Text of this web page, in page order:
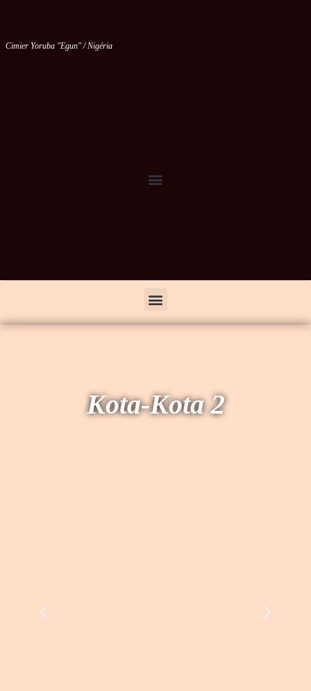
Cimier Yoruba "Egun" / Nigéria
Kota-Kota 2